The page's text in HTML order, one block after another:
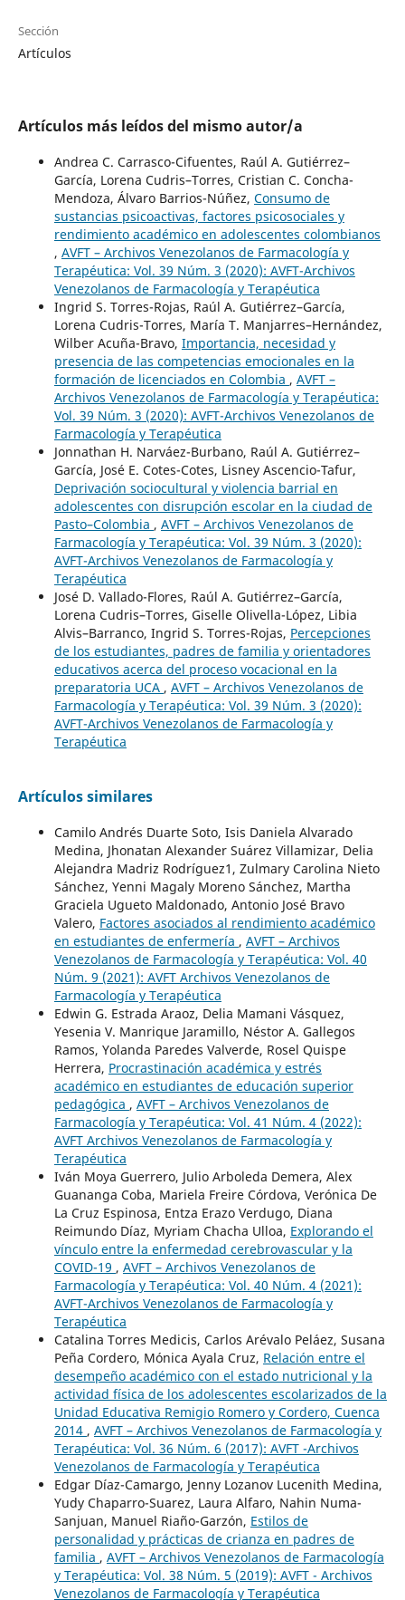
Sección
Artículos
Artículos más leídos del mismo autor/a
Andrea C. Carrasco-Cifuentes, Raúl A. Gutiérrez–
García, Lorena Cudris–Torres, Cristian C. Concha-
Mendoza, Álvaro Barrios-Núñez, Consumo de
sustancias psicoactivas, factores psicosociales y
rendimiento académico en adolescentes colombianos
, AVFT – Archivos Venezolanos de Farmacología y
Terapéutica: Vol. 39 Núm. 3 (2020): AVFT-Archivos
Venezolanos de Farmacología y Terapéutica
Ingrid S. Torres-Rojas, Raúl A. Gutiérrez–García,
Lorena Cudris-Torres, María T. Manjarres–Hernández,
Wilber Acuña-Bravo, Importancia, necesidad y
presencia de las competencias emocionales en la
formación de licenciados en Colombia , AVFT –
Archivos Venezolanos de Farmacología y Terapéutica:
Vol. 39 Núm. 3 (2020): AVFT-Archivos Venezolanos de
Farmacología y Terapéutica
Jonnathan H. Narváez-Burbano, Raúl A. Gutiérrez–
García, José E. Cotes-Cotes, Lisney Ascencio-Tafur,
Deprivación sociocultural y violencia barrial en
adolescentes con disrupción escolar en la ciudad de
Pasto–Colombia , AVFT – Archivos Venezolanos de
Farmacología y Terapéutica: Vol. 39 Núm. 3 (2020):
AVFT-Archivos Venezolanos de Farmacología y
Terapéutica
José D. Vallado-Flores, Raúl A. Gutiérrez–García,
Lorena Cudris–Torres, Giselle Olivella-López, Libia
Alvis–Barranco, Ingrid S. Torres-Rojas, Percepciones
de los estudiantes, padres de familia y orientadores
educativos acerca del proceso vocacional en la
preparatoria UCA , AVFT – Archivos Venezolanos de
Farmacología y Terapéutica: Vol. 39 Núm. 3 (2020):
AVFT-Archivos Venezolanos de Farmacología y
Terapéutica
Artículos similares
Camilo Andrés Duarte Soto, Isis Daniela Alvarado
Medina, Jhonatan Alexander Suárez Villamizar, Delia
Alejandra Madriz Rodríguez1, Zulmary Carolina Nieto
Sánchez, Yenni Magaly Moreno Sánchez, Martha
Graciela Ugueto Maldonado, Antonio José Bravo
Valero, Factores asociados al rendimiento académico
en estudiantes de enfermería , AVFT – Archivos
Venezolanos de Farmacología y Terapéutica: Vol. 40
Núm. 9 (2021): AVFT Archivos Venezolanos de
Farmacología y Terapéutica
Edwin G. Estrada Araoz, Delia Mamani Vásquez,
Yesenia V. Manrique Jaramillo, Néstor A. Gallegos
Ramos, Yolanda Paredes Valverde, Rosel Quispe
Herrera, Procrastinación académica y estrés
académico en estudiantes de educación superior
pedagógica , AVFT – Archivos Venezolanos de
Farmacología y Terapéutica: Vol. 41 Núm. 4 (2022):
AVFT Archivos Venezolanos de Farmacología y
Terapéutica
Iván Moya Guerrero, Julio Arboleda Demera, Alex
Guananga Coba, Mariela Freire Córdova, Verónica De
La Cruz Espinosa, Entza Erazo Verdugo, Diana
Reimundo Díaz, Myriam Chacha Ulloa, Explorando el
vínculo entre la enfermedad cerebrovascular y la
COVID-19 , AVFT – Archivos Venezolanos de
Farmacología y Terapéutica: Vol. 40 Núm. 4 (2021):
AVFT-Archivos Venezolanos de Farmacología y
Terapéutica
Catalina Torres Medicis, Carlos Arévalo Peláez, Susana
Peña Cordero, Mónica Ayala Cruz, Relación entre el
desempeño académico con el estado nutricional y la
actividad física de los adolescentes escolarizados de la
Unidad Educativa Remigio Romero y Cordero, Cuenca
2014 , AVFT – Archivos Venezolanos de Farmacología y
Terapéutica: Vol. 36 Núm. 6 (2017): AVFT -Archivos
Venezolanos de Farmacología y Terapéutica
Edgar Díaz-Camargo, Jenny Lozanov Lucenith Medina,
Yudy Chaparro-Suarez, Laura Alfaro, Nahin Numa-
Sanjuan, Manuel Riaño-Garzón, Estilos de
personalidad y prácticas de crianza en padres de
familia , AVFT – Archivos Venezolanos de Farmacología
y Terapéutica: Vol. 38 Núm. 5 (2019): AVFT - Archivos
Venezolanos de Farmacología y Terapéutica